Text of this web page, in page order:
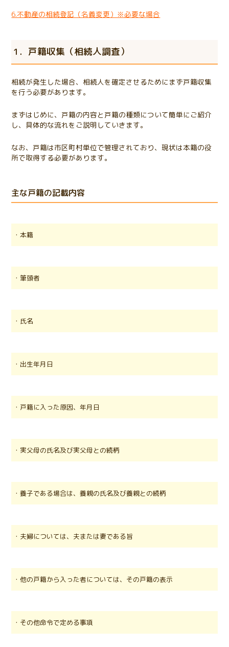
6.不動産の相続登記（名義変更）※必要な場合
1．戸籍収集（相続人調査）
相続が発生した場合、相続人を確定させるためにまず戸籍収集
を行う必要があります。
まずはじめに、戸籍の内容と戸籍の種類について簡単にご紹介
し、具体的な流れをご説明していきます。
なお、戸籍は市区町村単位で管理されており、現状は本籍の役
所で取得する必要があります。
主な戸籍の記載内容
・本籍
・筆頭者
・氏名
・出生年月日
・戸籍に入った原因、年月日
・実父母の氏名及び実父母との続柄
・養子である場合は、養親の氏名及び養親との続柄
・夫婦については、夫または妻である旨
・他の戸籍から入った者については、その戸籍の表示
・その他命令で定める事項